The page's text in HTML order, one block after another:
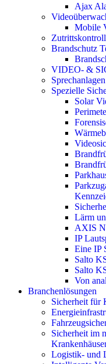
Ajax
Mobile
Brandschutz
VIDEO- &
Sprechanlagen
Spezielle
Solar
Lärm
AXIS
IP
Eine IP
Salto
Salto
Von
Branchenlösungen
Sicherheit für
Sicherheit im
Logistik- und